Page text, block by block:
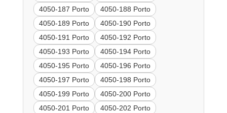
4050-187 Porto
4050-188 Porto
4050-189 Porto
4050-190 Porto
4050-191 Porto
4050-192 Porto
4050-193 Porto
4050-194 Porto
4050-195 Porto
4050-196 Porto
4050-197 Porto
4050-198 Porto
4050-199 Porto
4050-200 Porto
4050-201 Porto
4050-202 Porto